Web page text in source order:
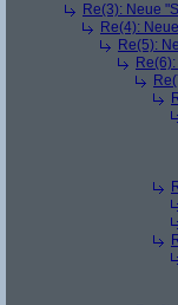
Re(3): Neue
Re(4):
Re(5):